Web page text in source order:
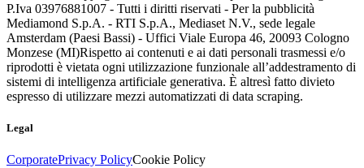
P.Iva 03976881007 - Tutti i diritti riservati - Per la pubblicità
Mediamond S.p.A. - RTI S.p.A., Mediaset N.V., sede legale
Amsterdam (Paesi Bassi) - Uffici Viale Europa 46, 20093 Cologno
Monzese (MI)Rispetto ai contenuti e ai dati personali trasmessi e/o
riprodotti è vietata ogni utilizzazione funzionale all’addestramento di
sistemi di intelligenza artificiale generativa. È altresì fatto divieto
espresso di utilizzare mezzi automatizzati di data scraping.
Legal
CorporatePrivacy PolicyCookie Policy